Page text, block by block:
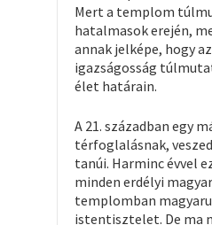
Mert a templom
hatalmasok erején,
annak jelképe, hogy
igazságosság
élet határain.
A 21. században egy
térfoglalásnak,
tanúi. Harminc évvel
minden erdélyi
templomban
istentisztelet. De ma